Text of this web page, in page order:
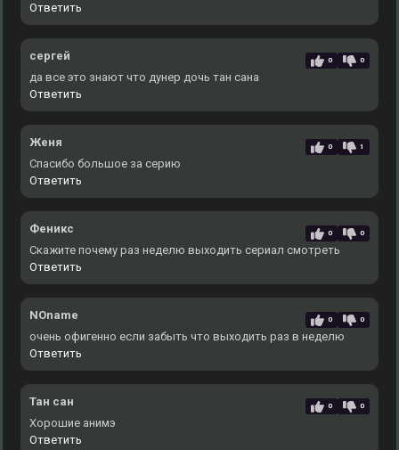
Ответить
сергей 0 0
да все это знают что дунер дочь тан сана
Ответить
Женя 0 1
Спасибо большое за серию
Ответить
Феникс 0 0
Скажите почему раз неделю выходить сериал смотреть
Ответить
NOname 0 0
очень офигенно если забыть что выходить раз в неделю
Ответить
Тан сан 0 0
Хорошие анимэ
Ответить